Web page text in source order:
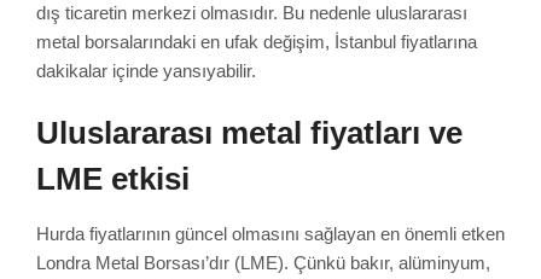
dış ticaretin merkezi olmasıdır. Bu nedenle uluslararası
metal borsalarındaki en ufak değişim, İstanbul fiyatlarına
dakikalar içinde yansıyabilir.
Uluslararası metal fiyatları ve
LME etkisi
Hurda fiyatlarının güncel olmasını sağlayan en önemli etken
Londra Metal Borsası’dır (LME). Çünkü bakır, alüminyum,